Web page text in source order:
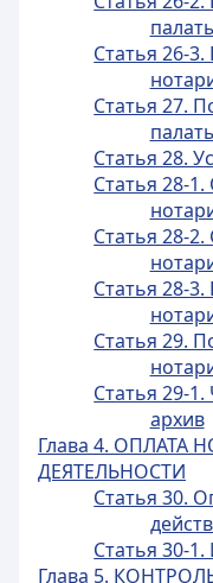
Статья 26-
Статья 27.
Статья 28.
Статья 28-
Статья 28-
Статья 28-
Статья 29.
Статья 29-
архив
Глава 4. ОПЛАТА
ДЕЯТЕЛЬНОСТИ
Статья 30.
Статья 30-
Глава 5.